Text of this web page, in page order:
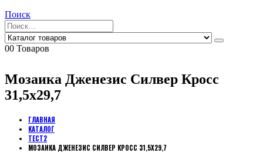
Поиск
00 Товаров
Мозаика Дженезис Силвер Кросс
31,5х29,7
ГЛАВНАЯ
КАТАЛОГ
ТЕСТ2
МОЗАИКА ДЖЕНЕЗИС СИЛВЕР КРОСС 31,5Х29,7